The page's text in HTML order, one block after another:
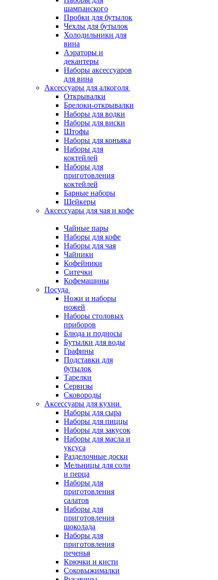
шампанского
Пробки для бутылок
Чехлы для бутылок
Холодильники для
вина
Аэраторы и
декантеры
Наборы аксессуаров
для вина
Аксессуары для алкоголя
Открывалки
Брелоки-открывалки
Наборы для водки
Наборы для виски
Штофы
Наборы для коньяка
Наборы для
коктейлей
Наборы для
приготовления
коктейлей
Барные наборы
Шейкеры
Аксессуары для чая и кофе
Чайные пары
Наборы для кофе
Наборы для чая
Чайники
Кофейники
Ситечки
Кофемашины
Посуда
Ножи и наборы
ножей
Наборы столовых
приборов
Блюда и подносы
Бутылки для воды
Графины
Подставки для
бутылок
Тарелки
Сервизы
Сковороды
Аксессуары для кухни
Наборы для сыра
Наборы для пиццы
Наборы для закусок
Наборы для масла и
уксуса
Разделочные доски
Мельницы для соли
и перца
Наборы для
приготовления
салатов
Наборы для
приготовления
шоколада
Наборы для
приготовления
печенья
Крючки и кисти
Соковыжималки